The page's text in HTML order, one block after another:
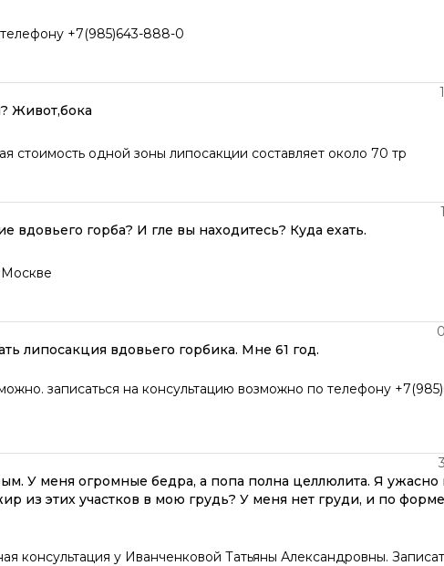
+7(985)643-888-0
Живот,бока
стоимость одной зоны липосакции составляет около 70 тр
вдовьего горба? И гле вы находитесь? Куда ехать.
липосакция вдовьего горбика. Мне 61 год.
записаться на консультацию возможно по телефону
У меня огромные бедра, а попа полна целлюлита. Я ужасно
из этих участков в мою грудь? У меня нет груди, и по
консультация у Иванченковой Татьяны Александровны.